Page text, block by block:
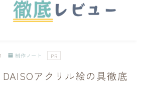
うみ
す人
活動をしています。
ル画など、重ね塗りできる画材に惹
制作ノート PR
アクリル絵の具徹底